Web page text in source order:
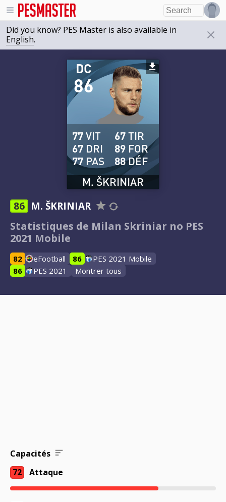
Did you know? PES Master is also available in
English.
86
DC
M. ŠKRINIAR
77VIT
67 DRI
77 PAS
67TIR
89 FOR
88DÉF
86 M. ŠKRINIAR
Statistiques de Milan Skriniar no PES
2021 Mobile
82 eFootball 86
PES 2021 Mobile
86
PES 2021 Montrer tous
Capacités
72
Attaque